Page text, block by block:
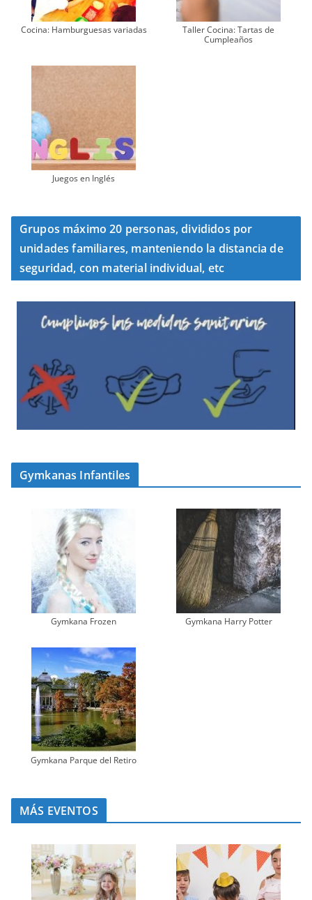
Cocina: Hamburguesas variadas
Taller Cocina: Tartas de
Cumpleaños
Juegos en Inglés
Grupos máximo 20 personas, divididos por
unidades familiares, manteniendo la distancia de
seguridad, con material individual, etc
Gymkanas Infantiles
Gymkana Frozen Gymkana Harry Potter
Gymkana Parque del Retiro
MÁS EVENTOS